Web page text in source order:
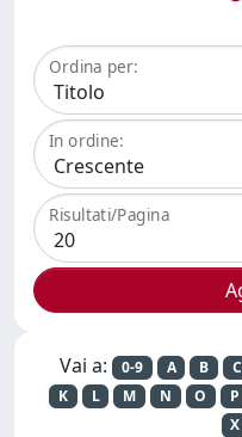
Ordina per:
In ordine:
Risultati/Pagina
Vai a: 0-9 A B C
K
L M N O P
X